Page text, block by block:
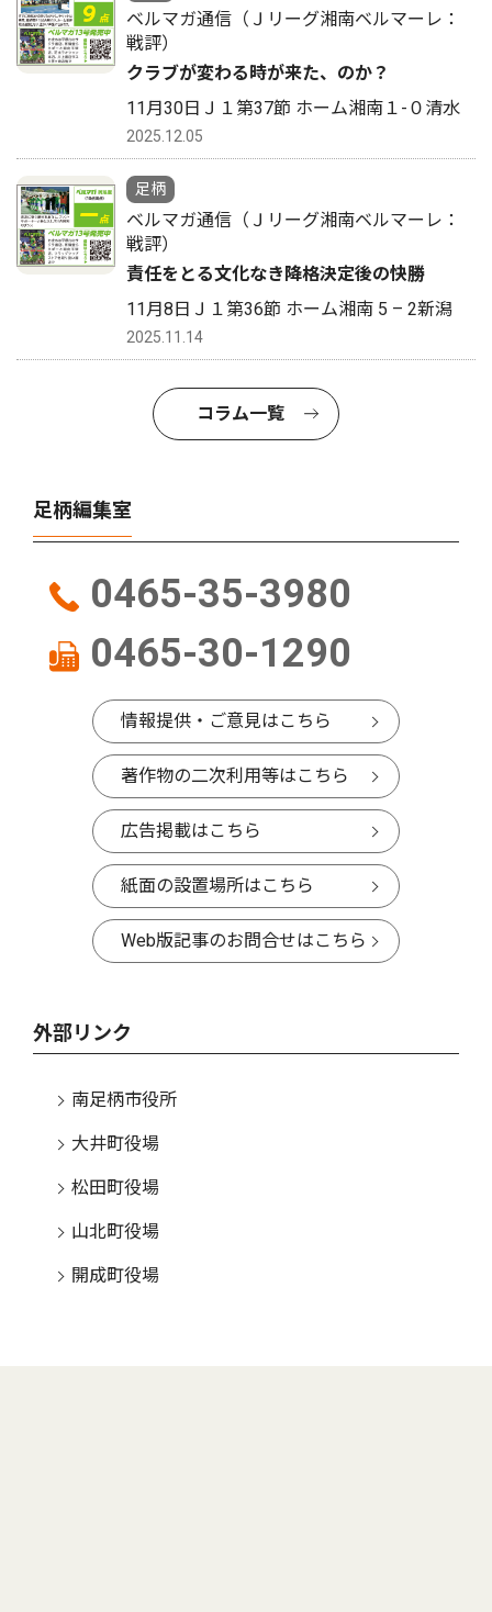
ベルマガ通信（Ｊリーグ湘南ベルマーレ：
戦評）
クラブが変わる時が来た、のか？
11月30日Ｊ１第37節 ホーム湘南１-０清水
2025.12.05
足柄
ベルマガ通信（Ｊリーグ湘南ベルマーレ：
戦評）
責任をとる文化なき降格決定後の快勝
11月8日Ｊ１第36節 ホーム湘南 5 – 2新潟
2025.11.14
コラム一覧
足柄編集室
0465-35-3980
0465-30-1290
情報提供・ご意見はこちら
著作物の二次利用等はこちら
広告掲載はこちら
紙面の設置場所はこちら
Web版記事のお問合せはこちら
外部リンク
南足柄市役所
大井町役場
松田町役場
山北町役場
開成町役場